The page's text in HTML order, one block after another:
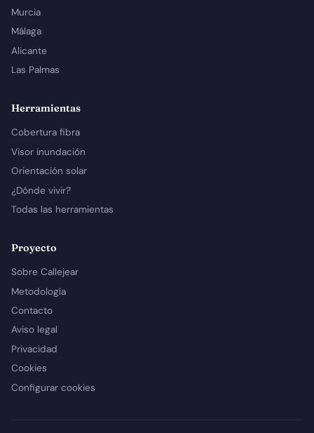
Murcia
Málaga
Alicante
Las Palmas
Herramientas
Cobertura fibra
Visor inundación
Orientación solar
¿Dónde vivir?
Todas las herramientas
Proyecto
Sobre Callejear
Metodología
Contacto
Aviso legal
Privacidad
Cookies
Configurar cookies